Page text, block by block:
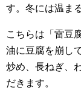
す。冬には温ま
こちらは「雷豆
油に豆腐を崩し
炒め、長ねぎ、
だきます。